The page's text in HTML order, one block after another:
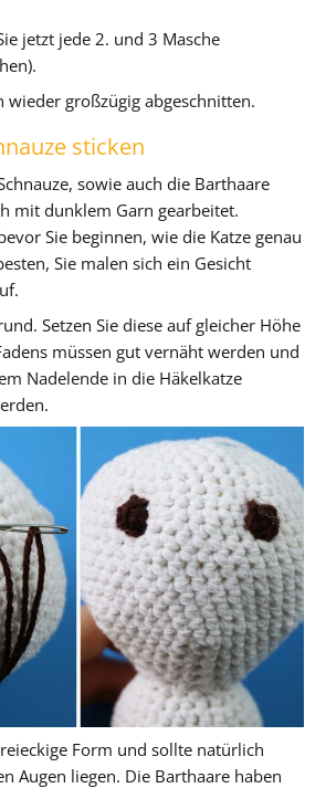
jetzt jede 2. und 3 Masche
wieder großzügig abgeschnitten.
sticken
sowie auch die Barthaare
mit dunklem Garn gearbeitet.
Sie beginnen, wie die Katze genau
Sie malen sich ein Gesicht
Setzen Sie diese auf gleicher Höhe
müssen gut vernäht werden und
Nadelende in die Häkelkatze
Form und sollte natürlich
Augen liegen. Die Barthaare haben